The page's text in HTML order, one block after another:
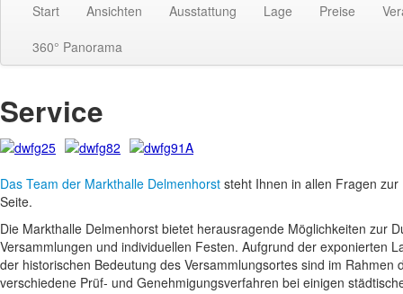
Start Ansichten Ausstattung Lage Preise
360° Panorama
Service
Das Team der Markthalle Delmenhorst steht Ihnen in allen Fragen
Seite.
Die Markthalle Delmenhorst bietet herausragende Möglichkeiten zur
Versammlungen und individuellen Festen. Aufgrund der exponierten
der historischen Bedeutung des Versammlungsortes sind im Rahmen
verschiedene Prüf- und Genehmigungsverfahren bei einigen